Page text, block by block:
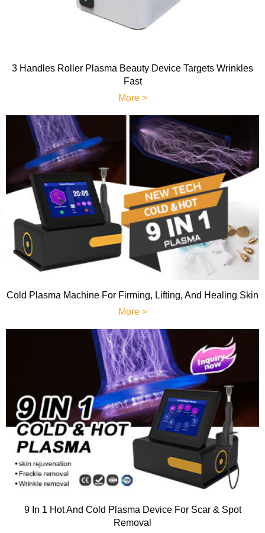
3 Handles Roller Plasma Beauty Device Targets Wrinkles
Fast
More >
Cold Plasma Machine For Firming, Lifting, And Healing Skin
More >
9 In 1 Hot And Cold Plasma Device For Scar & Spot
Removal